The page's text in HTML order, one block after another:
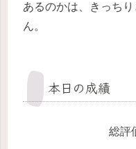
あるのかは、きっち
ん。
本日の成績
総評